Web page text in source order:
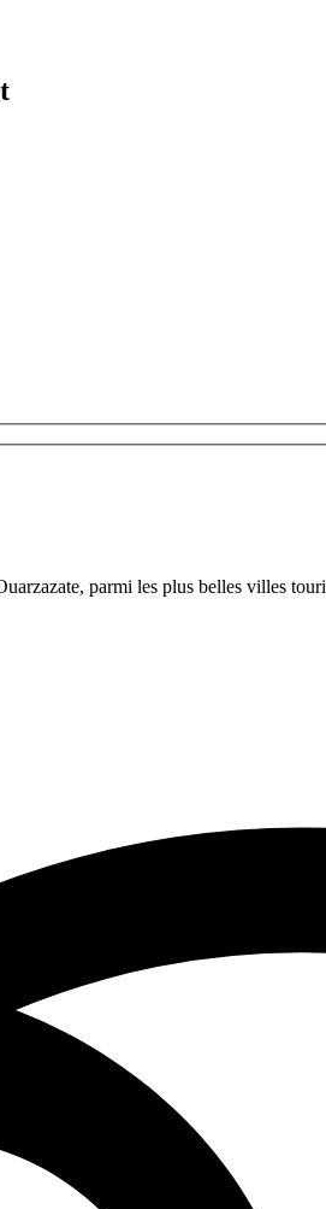
parmi les plus belles villes